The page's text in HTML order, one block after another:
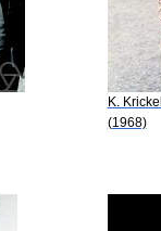
K.
(1968)